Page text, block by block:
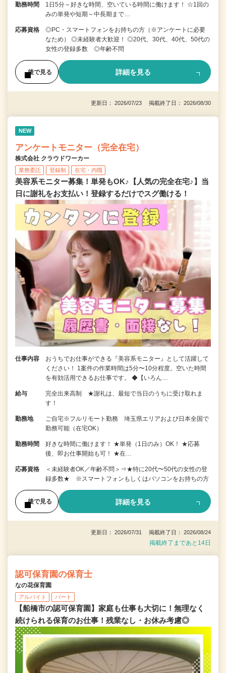
勤務時間
1日5分～好きな時間、空いている時間に働けます！ ☆1回の
みの単発や短期～中長期まで…
応募資格
◎PC・スマートフォンをお持ちの方（※アンケートに必要
なため） ◎未経験者大歓迎！ ◎20代、30代、40代、50代の
女性の登録多数 ◎年齢不問
後で見る 詳細を見る
更新日： 2026/07/23 掲載終了日： 2026/08/30
NEW
アンケートモニター（完全在宅）
株式会社 クラウドワーカー
業務委託 登録制 在宅・内職
美容系モニター募集！単発もOK♪【人気の完全在宅♪】当
日に謝礼をお支払い！登録するだけでスグ働ける！
仕事内容
おうちでお仕事ができる『美容系モニター』として活躍して
ください！ 1案件の作業時間は5分〜10分程度。空いた時間
を有効活用できるお仕事です。 ◆【いろん…
給与
完全出来高制 ★謝礼は、最短で当日のうちに受け取れま
す！
勤務地
ご自宅※フルリモート勤務 埼玉県エリアおよび日本全国で
勤務可能（在宅OK）
勤務時間
好きな時間に働けます！ ★単発（1日のみ）OK！ ★応募
後、即お仕事開始も可！ ★在…
応募資格
＜未経験者OK／年齢不問＞⇒★特に20代〜50代の女性の登
録多数★ ※スマートフォンもしくはパソコンをお持ちの方
後で見る 詳細を見る
更新日： 2026/07/31 掲載終了日： 2026/08/24
掲載終了まであと14日
認可保育園の保育士
なの花保育園
アルバイト パート
【船橋市の認可保育園】家庭も仕事も大切に！無理なく
続けられる保育のお仕事！残業なし・お休み考慮◎